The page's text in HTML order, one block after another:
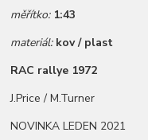
měřítko: 1:43
materiál: kov / plast
RAC rallye 1972
J.Price / M.Turner
NOVINKA LEDEN 2021